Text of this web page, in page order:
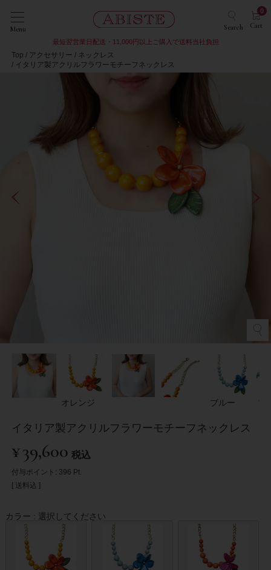
Menu Search Cart
0
最短翌営業日配送・11,000円以上ご購入で送料当社負担
Top アクセサリー
ネックレス
イタリア製アクリルフラワーモチーフネックレス
オレンジ ブルー
イタリア製アクリルフラワーモチーフネックレス
¥39,600 税込
付与ポイント: 396 Pt.
送料込
カラー 選択してください